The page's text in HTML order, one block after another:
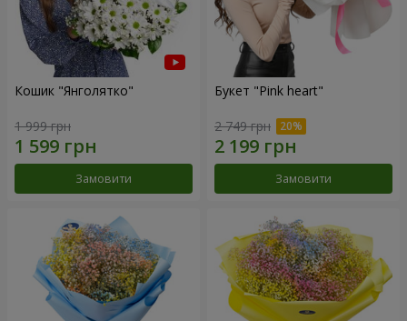
Кошик "Янголятко"
1 999 грн
Замовити
Букет "Pink heart"
2 749 грн
Замовити